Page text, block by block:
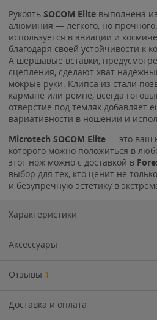
Рукоять SOCOM Elite выполнена
алюминия — лёгкого, но
используется в авиации и
благодаря своей устойчивости к
А шершавые вставки,
сцепления, сделают хват
мокрые руки. Клипса из стали
кармане или ремне, всегда
отверстие под темляк добавляет
вариативности в ношении и
Microtech SOCOM Elite — это ваш
которого можно положиться в
этот нож можно с доставкой в
выбор для тех, кто ценит не
и безупречную эстетику в
Характеристики
Аксессуары
Отзывы 1
Доставка и оплата